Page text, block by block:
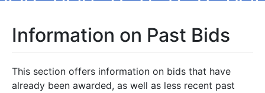
Information on Past Bids
This section offers information on bids that have
already been awarded, as well as less recent past